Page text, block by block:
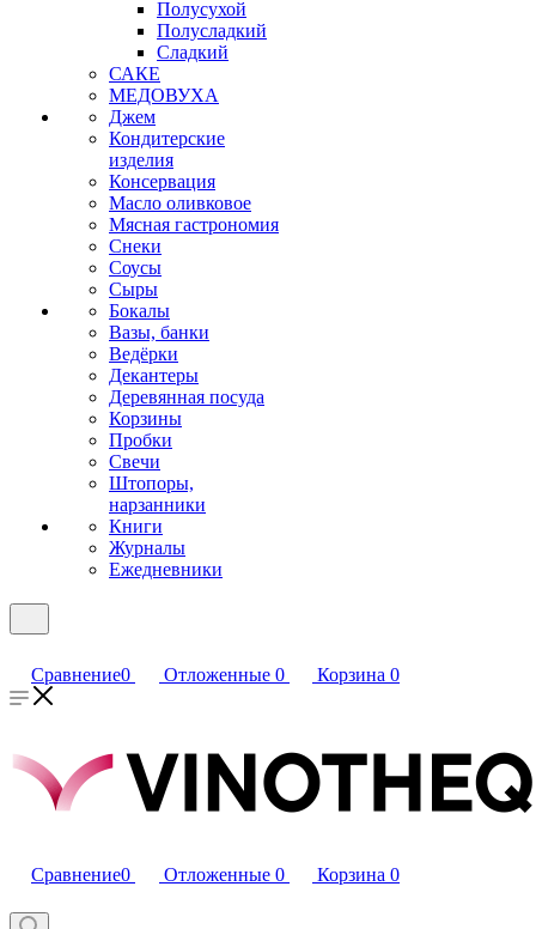
Полусухой
Полусладкий
Сладкий
САКЕ
МЕДОВУХА
Джем
Кондитерские
изделия
Консервация
Масло оливковое
Мясная гастрономия
Снеки
Соусы
Сыры
Бокалы
Вазы, банки
Ведёрки
Декантеры
Деревянная посуда
Корзины
Пробки
Свечи
Штопоры,
нарзанники
Книги
Журналы
Ежедневники
Сравнение0 Отложенные 0 Корзина 0
Сравнение0 Отложенные 0 Корзина 0